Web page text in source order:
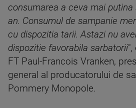
consumarea a ceva mai
an. Consumul de sampanie
cu dispozitia tarii. Astazi nu
dispozitie favorabila sarbatorii
FT Paul-Francois Vranken,
general al producatorului de
Pommery Monopole.